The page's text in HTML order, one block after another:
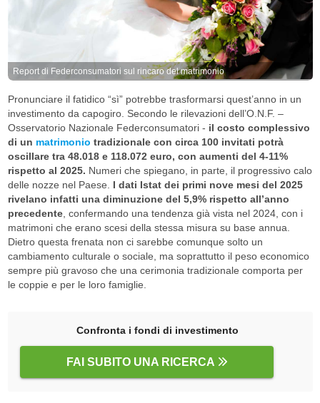
Report di Federconsumatori sul rincaro del matrimonio
Pronunciare il fatidico “sì” potrebbe trasformarsi quest’anno in un
investimento da capogiro. Secondo le rilevazioni dell’O.N.F. –
Osservatorio Nazionale Federconsumatori - il costo complessivo
di un matrimonio tradizionale con circa 100 invitati potrà
oscillare tra 48.018 e 118.072 euro, con aumenti del 4-11%
rispetto al 2025. Numeri che spiegano, in parte, il progressivo calo
delle nozze nel Paese. I dati Istat dei primi nove mesi del 2025
rivelano infatti una diminuzione del 5,9% rispetto all’anno
precedente, confermando una tendenza già vista nel 2024, con i
matrimoni che erano scesi della stessa misura su base annua.
Dietro questa frenata non ci sarebbe comunque solto un
cambiamento culturale o sociale, ma soprattutto il peso economico
sempre più gravoso che una cerimonia tradizionale comporta per
le coppie e per le loro famiglie.
Confronta i fondi di investimento
FAI SUBITO UNA RICERCA